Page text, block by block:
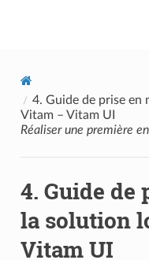
4. Guide de prise en
Vitam – Vitam UI
Réaliser une première
4. Guide de
la solution
Vitam UI